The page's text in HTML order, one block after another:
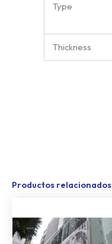
Type
Thickness
Productos relacionados